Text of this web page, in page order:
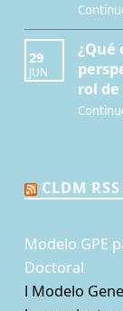
29
JUN
¿Qué
rol de
CLDM RSS
Modelo GPE
Doctoral
l Modelo